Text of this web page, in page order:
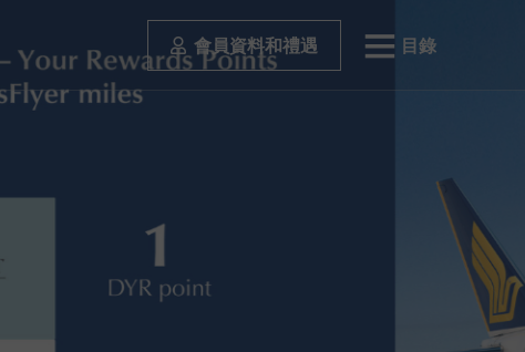
會員資料和禮遇 目錄